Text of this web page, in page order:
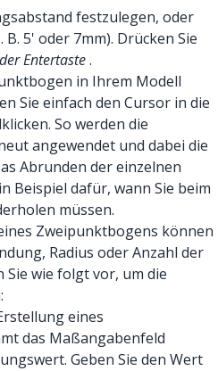
festzulegen, oder
5' oder 7mm). Drücken Sie
Entertaste.
in Ihrem Modell
Sie einfach den Cursor in die
So werden die
angewendet und dabei die
Abrunden der einzelnen
Beispiel dafür, wann Sie beim
müssen.
Zweipunktbogens können
Radius oder Anzahl der
Sie wie folgt vor, um die
eines
das Maßangabenfeld
Geben Sie den Wert